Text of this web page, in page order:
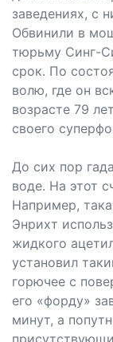
заведениях, с
Обвинили в
тюрьму Синг-
срок. По
волю, где он
возрасте 79
своего
До сих пор
воде. На этот
Например,
Энрихт
жидкого
установил
горючее с
его «форду»
минут, а